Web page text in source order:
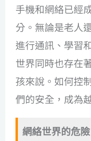
手機和網絡已經
分。無論是老人
進行通訊、學習
世界同時也存在
孩來說。如何控
們的安全，成為
網絡世界的危